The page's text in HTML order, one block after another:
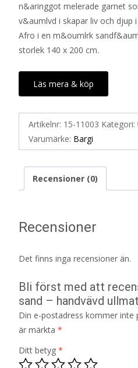
n&aringgot melerade garnet
v&aumlvd i skapar liv och djup
Afro i en m&oumlrk
storlek 140 x 200 cm.
Läs mera & köp
Artikelnr: 15-11003 Kategori:
Varumärke: Bargi
Recensioner (0)
Recensioner
Det finns inga recensioner än.
Bli först med att
sand – handvävd
Din e-postadress kommer inte
är märkta *
Ditt betyg *